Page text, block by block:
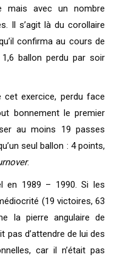
mais avec un nombre
Il s’agit là du corollaire
confirma au cours de
ballon perdu par soir
cet exercice, perdu face
bonnement le premier
au moins 19 passes
seul ballon : 4 points,
.
en 1989 – 1990. Si les
(19 victoires, 63
la pierre angulaire de
pas d’attendre de lui des
car il n’était pas